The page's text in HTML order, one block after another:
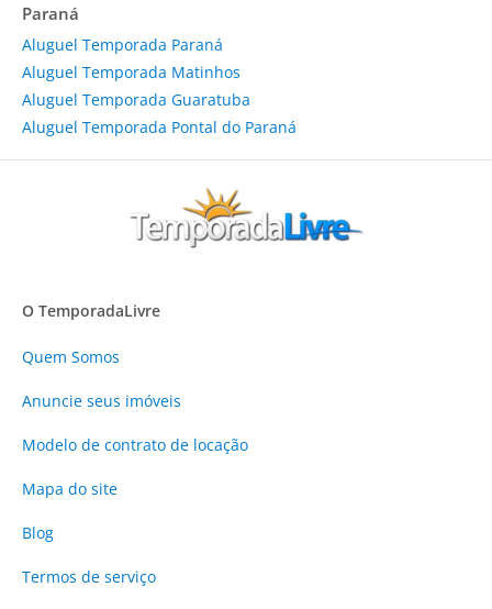
Paraná
Aluguel Temporada Paraná
Aluguel Temporada Matinhos
Aluguel Temporada Guaratuba
Aluguel Temporada Pontal do Paraná
O TemporadaLivre
Quem Somos
Anuncie seus imóveis
Modelo de contrato de locação
Mapa do site
Blog
Termos de serviço